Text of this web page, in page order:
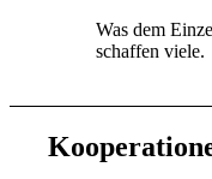
Was dem
schaffen viele.